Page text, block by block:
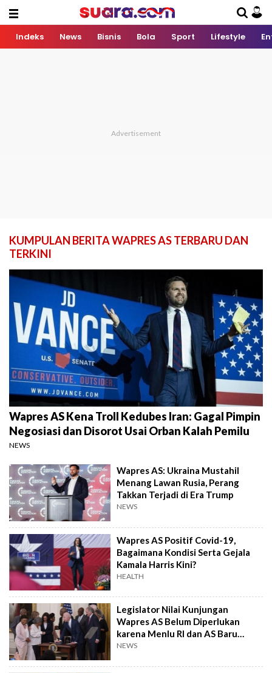
Indeks News Bisnis Bola Sport Lifestyle
KUMPULAN BERITA WAPRES AS TERBARU DAN
TERKINI
Wapres AS Kena Troll Kedubes Iran: Gagal Pimpin
Negosiasi dan Disorot Usai Orban Kalah Pemilu
NEWS
Wapres AS: Ukraina Mustahil
Menang Lawan Rusia, Perang
Takkan Terjadi di Era Trump
NEWS
Wapres AS Positif Covid-19,
Bagaimana Kondisi Serta Gejala
Kamala Harris Kini?
HEALTH
Legislator Nilai Kunjungan
Wapres AS Belum Diperlukan
karena Menlu RI dan AS Baru
Bertemu
NEWS